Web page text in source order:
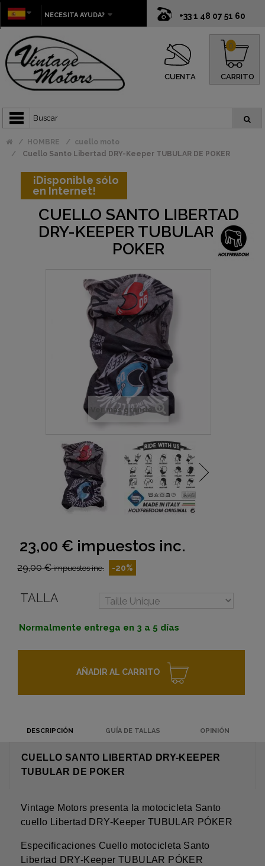
+33 1 48 07 51 60
NECESITA AYUDA?
CUENTA CARRITO
0
HOMBRE
cuello moto
Cuello Santo Libertad DRY-Keeper TUBULAR DE POKER
¡Disponible sólo
en Internet!
CUELLO SANTO LIBERTAD
DRY-KEEPER TUBULAR DE
POKER
Ver más grande
23,00 € impuestos inc.
29,00 €impuestos inc. -20%
TALLA
Normalmente entrega en 3 a 5 días
AÑADIR AL CARRITO
DESCRIPCIÓN GUÍA DE TALLAS OPINIÓN
CUELLO SANTO LIBERTAD DRY-KEEPER
TUBULAR DE POKER
Vintage Motors presenta la motocicleta Santo
cuello Libertad DRY-Keeper TUBULAR PÓKER
Especificaciones Cuello motocicleta Santo
Libertad DRY-Keeper TUBULAR PÓKER